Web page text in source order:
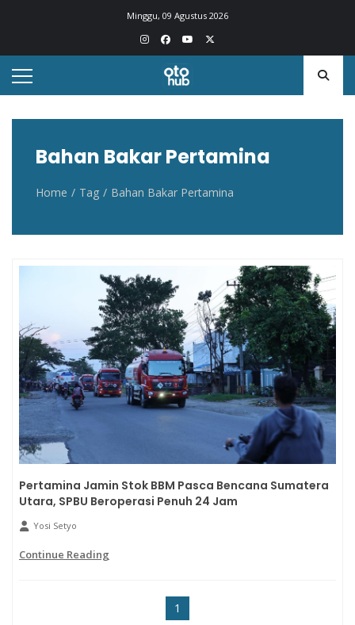
Minggu, 09 Agustus 2026
Otohub.co
Portal berita otomotif Indonesia terkini
Bahan Bakar Pertamina
Home Tag Bahan Bakar Pertamina
Pertamina Jamin Stok BBM Pasca Bencana Sumatera
Utara, SPBU Beroperasi Penuh 24 Jam
Yosi Setyo
Continue Reading
1